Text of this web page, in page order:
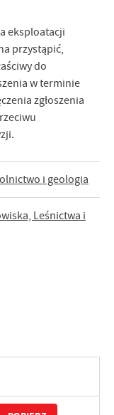
eksploatacji
przystąpić,
do
w terminie
zgłoszenia
i geologia
Leśnictwa i